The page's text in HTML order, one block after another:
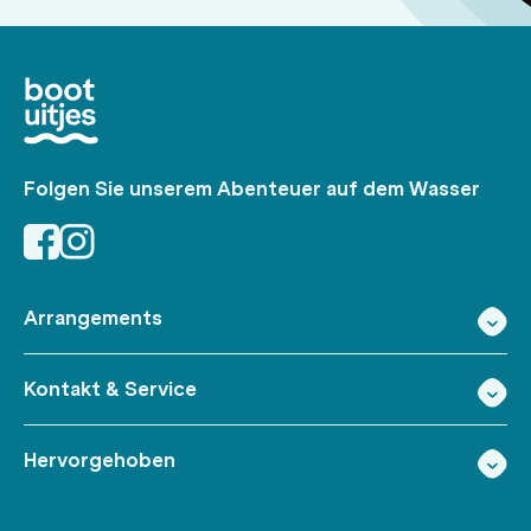
Folgen Sie unserem Abenteuer auf dem Wasser
Arrangements
Kontakt & Service
Hervorgehoben